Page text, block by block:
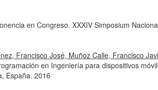
en Congreso. XXXIV Simposium
Francisco José, Muñoz Calle, Francisco
en Ingeniería para dispositivos
España. 2016